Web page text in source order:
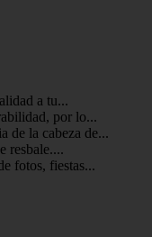
a tu...
por lo...
de la cabeza de...
resbale....
fotos, fiestas...